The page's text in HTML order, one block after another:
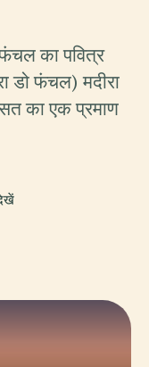
का पवित्र
डो फंचल) मदीरा
का एक प्रमाण